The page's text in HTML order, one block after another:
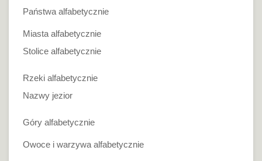
Państwa alfabetycznie
Miasta alfabetycznie
Stolice alfabetycznie
Rzeki alfabetycznie
Nazwy jezior
Góry alfabetycznie
Owoce i warzywa alfabetycznie